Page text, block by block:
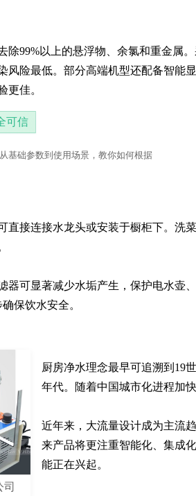
除99%以上的悬浮物、余氯和重金属
风险最低。部分高端机型还配备智能
更佳。
可信
基础参数到使用场景，教你如何根据
直接连接水龙头或安装于橱柜下。洗
器可显著减少水垢产生，保护电水壶
保饮水安全。
厨房净水理念最早可追溯到19
年代。随着中国城市化进程加
近年来，大流量设计成为主流
来产品将更注重智能化、集成
能正在兴起。